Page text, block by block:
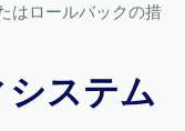
はロールバックの措
ステム